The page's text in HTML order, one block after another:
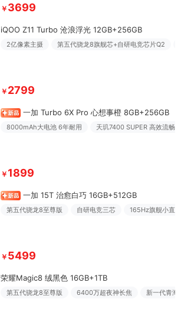
￥ 3699
iQOO Z11 Turbo 沧浪浮光 12GB+256GB
2亿像素主摄 第五代骁龙8旗舰芯+自研电竞芯片Q2
￥ 2799
一加 Turbo 6X Pro 心想事橙 8GB+256GB
8000mAh大电池 6年耐用 天玑7400 SUPER 高效流畅
￥ 1899
一加 15T 治愈白巧 16GB+512GB
第五代骁龙8至尊版 自研电竞三芯 165Hz旗舰小直屏
￥ 5499
荣耀Magic8 绒黑色 16GB+1TB
第五代骁龙8至尊版 6400万超夜神长焦 新一代青海